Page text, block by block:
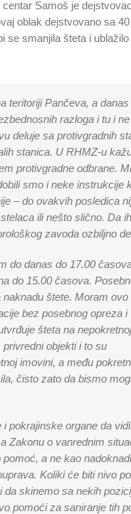
Samoš je
oblak dejstvovano sa
se smanjila šteta i
teritoriji Pančeva, a
razloga i tu i
deluje sa protivgradnih
stanica. U RHMZ-u
protivgradne odbrane. Mi
smo i neke instrukcije
– do ovakvih posledica
ili nešto slično. Da
zavoda ozbiljno
do danas do 17.00
do 15.00 časova.
štete. Moram ovo
bez posebnog opreza i
šteta na
objekti i to su
imovini, a među
čisto zato da bismo
pokrajinske organe da
Zakonu o vanrednim
a ne kao
Koliki će biti nivo
skinemo sa nekih
pomoći za saniranje tih